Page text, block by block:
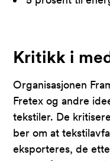
Kritikk i
Organisasjonen
Fretex og andre
tekstiler. De
ber om at
eksporteres, de